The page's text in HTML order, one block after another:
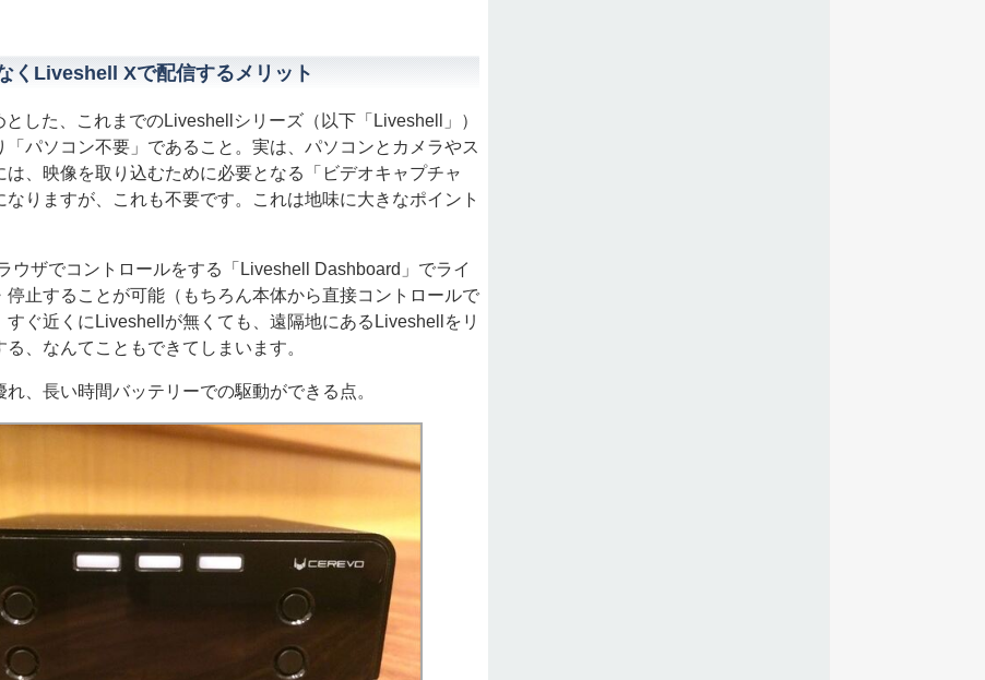
くLiveshell Xで配信するメリット
した、これまでのLiveshellシリーズ（以下「Liveshell」）
「パソコン不要」であること。実は、パソコンとカメラやス
は、映像を取り込むために必要となる「ビデオキャプチャ
なりますが、これも不要です。これは地味に大きなポイント
ザでコントロールをする「Liveshell Dashboard」でライ
停止することが可能（もちろん本体から直接コントロールで
すぐ近くにLiveshellが無くても、遠隔地にあるLiveshellをリ
、なんてこともできてしまいます。
、長い時間バッテリーでの駆動ができる点。